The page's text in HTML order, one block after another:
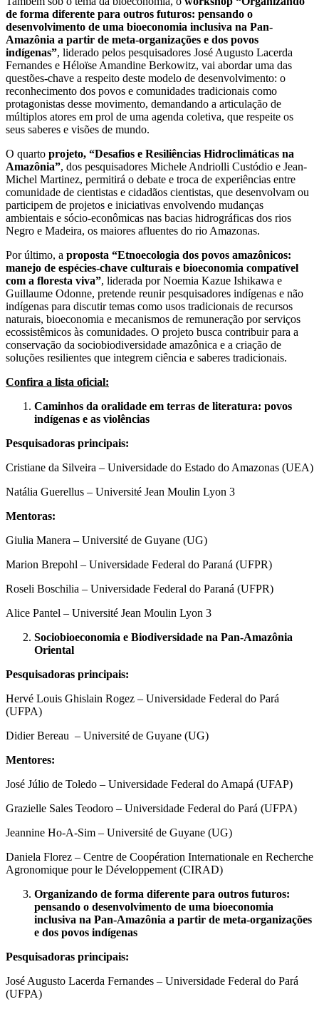
de forma diferente para outros futuros: pensando o
desenvolvimento de uma bioeconomia inclusiva na Pan-
Amazônia a partir de meta-organizações e dos povos
indígenas”, liderado pelos pesquisadores José Augusto Lacerda
Fernandes e Héloïse Amandine Berkowitz, vai abordar uma das
questões-chave a respeito deste modelo de desenvolvimento: o
reconhecimento dos povos e comunidades tradicionais como
protagonistas desse movimento, demandando a articulação de
múltiplos atores em prol de uma agenda coletiva, que respeite os
seus saberes e visões de mundo.
O quarto projeto, “Desafios e Resiliências Hidroclimáticas na
Amazônia”, dos pesquisadores Michele Andriolli Custódio e Jean-
Michel Martinez, permitirá o debate e troca de experiências entre
comunidade de cientistas e cidadãos cientistas, que desenvolvam ou
participem de projetos e iniciativas envolvendo mudanças
ambientais e sócio-econômicas nas bacias hidrográficas dos rios
Negro e Madeira, os maiores afluentes do rio Amazonas.
Por último, a proposta “Etnoecologia dos povos amazônicos:
manejo de espécies-chave culturais e bioeconomia compatível
com a floresta viva”, liderada por Noemia Kazue Ishikawa e
Guillaume Odonne, pretende reunir pesquisadores indígenas e não
indígenas para discutir temas como usos tradicionais de recursos
naturais, bioeconomia e mecanismos de remuneração por serviços
ecossistêmicos às comunidades. O projeto busca contribuir para a
conservação da sociobiodiversidade amazônica e a criação de
soluções resilientes que integrem ciência e saberes tradicionais.
Confira a lista oficial:
Caminhos da oralidade em terras de literatura: povos
indígenas e as violências
Pesquisadoras principais:
Cristiane da Silveira – Universidade do Estado do Amazonas (UEA)
Natália Guerellus – Université Jean Moulin Lyon 3
Mentoras:
Giulia Manera – Université de Guyane (UG)
Marion Brepohl – Universidade Federal do Paraná (UFPR)
Roseli Boschilia – Universidade Federal do Paraná (UFPR)
Alice Pantel – Université Jean Moulin Lyon 3
Sociobioeconomia e Biodiversidade na Pan-Amazônia
Oriental
Pesquisadoras principais:
Hervé Louis Ghislain Rogez – Universidade Federal do Pará
(UFPA)
Didier Bereau – Université de Guyane (UG)
Mentores:
José Júlio de Toledo – Universidade Federal do Amapá (UFAP)
Grazielle Sales Teodoro – Universidade Federal do Pará (UFPA)
Jeannine Ho-A-Sim – Université de Guyane (UG)
Daniela Florez – Centre de Coopération Internationale en Recherche
Agronomique pour le Développement (CIRAD)
Organizando de forma diferente para outros futuros:
pensando o desenvolvimento de uma bioeconomia
inclusiva na Pan-Amazônia a partir de meta-organizações
e dos povos indígenas
Pesquisadoras principais:
José Augusto Lacerda Fernandes – Universidade Federal do Pará
(UFPA)